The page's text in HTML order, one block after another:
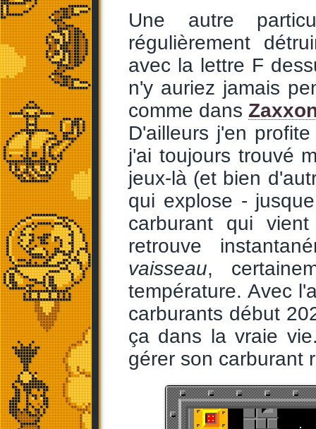
Une autre
régulièrement
avec la lettre F
n'y auriez jamais
comme dans
D'ailleurs j'en
j'ai toujours trouvé
jeux-là (et bien
qui explose -
carburant qui
retrouve
vaisseau,
température. Avec
carburants début
ça dans la vraie
gérer son carburant